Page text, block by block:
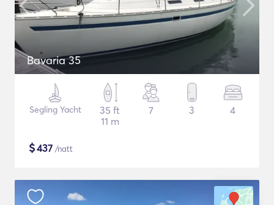
Bavaria 35
Segling Yacht
35 ft
11 m
7 3 4
$437 /natt